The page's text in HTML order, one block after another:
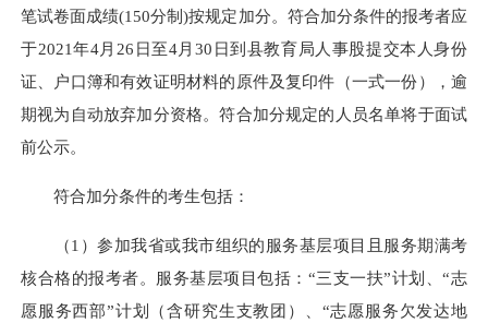
笔试卷面成绩(150分制)按规定加分。符合加分条件的报考者应
于2021年4月26日至4月30日到县教育局人事股提交本人身份
证、户口簿和有效证明材料的原件及复印件（一式一份），逾
期视为自动放弃加分资格。符合加分规定的人员名单将于面试
前公示。
符合加分条件的考生包括：
（1）参加我省或我市组织的服务基层项目且服务期满考
核合格的报考者。服务基层项目包括：“三支一扶”计划、“志
愿服务西部”计划（含研究生支教团）、“志愿服务欠发达地